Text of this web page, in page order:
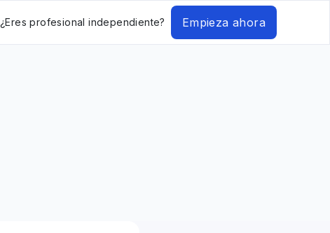
¿Eres profesional independiente? Empieza ahora